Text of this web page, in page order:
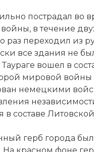
пострадал во
в течение
раз переходил из
все здания не
Таураге вошел в
мировой войны
немецкими
в составе
герб города